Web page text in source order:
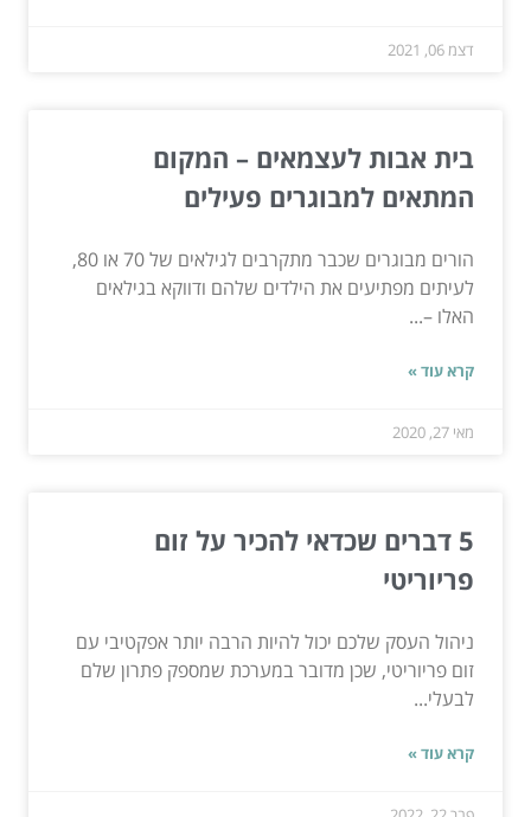
דצמ 06, 2021
בית אבות לעצמאים – המקום
המתאים למבוגרים פעילים
הורים מבוגרים שכבר מתקרבים לגילאים של 70 או 80,
לעיתים מפתיעים את הילדים שלהם ודווקא בגילאים
האלו –...
קרא עוד »
מאי 27, 2020
5 דברים שכדאי להכיר על זום
פריוריטי
ניהול העסק שלכם יכול להיות הרבה יותר אפקטיבי עם
זום פריוריטי, שכן מדובר במערכת שמספק פתרון שלם
לבעלי...
קרא עוד »